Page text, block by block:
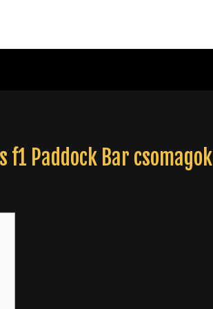
Paddock Bar csomagok